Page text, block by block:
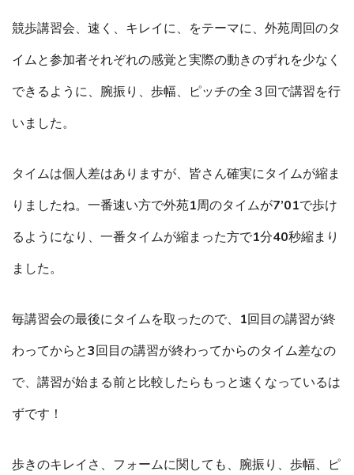
競歩講習会、速く、キレイに、をテーマに、外苑周回のタ
イムと参加者それぞれの感覚と実際の動きのずれを少なく
できるように、腕振り、歩幅、ピッチの全３回で講習を行
いました。
タイムは個人差はありますが、皆さん確実にタイムが縮ま
りましたね。一番速い方で外苑1周のタイムが7’01で歩け
るようになり、一番タイムが縮まった方で1分40秒縮まり
ました。
毎講習会の最後にタイムを取ったので、1回目の講習が終
わってからと3回目の講習が終わってからのタイム差なの
で、講習が始まる前と比較したらもっと速くなっているは
ずです！
歩きのキレイさ、フォームに関しても、腕振り、歩幅、ピ